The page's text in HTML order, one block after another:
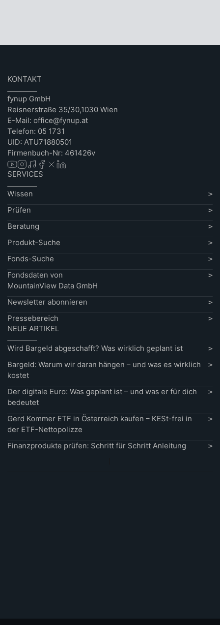
KONTAKT
fynup GmbH
Reisnerstraße 35/30,1030 Wien
E-Mail: office@fynup.at
Telefon: 05 1731
UID: ATU71880501
Firmenbuch-Nr: 461426v
SERVICES
Wissen
Prüfen
Beratung
Produkt-Suche
Fonds-Suche
Fondsdaten von
MountainView Data GmbH
Newsletter abonnieren
Pressebereich
NEUE ARTIKEL
Wird Bargeld abgeschafft? Was wirklich geplant ist
Bargeld: Warum wir daran hängen – und was es wirklich
kostet
Der digitale Euro: Was geplant ist – und was er für dich
bedeutet
Gerd Kommer ETF in Österreich kaufen – KESt-frei in
der ETF-Nettopolizze
Finanzprodukte prüfen: Schritt für Schritt Anleitung